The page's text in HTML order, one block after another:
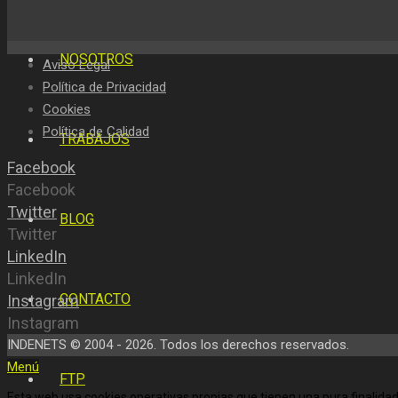
NOSOTROS
TRABAJOS
BLOG
CONTACTO
FTP
Aviso Legal
Política de Privacidad
Cookies
Política de Calidad
Facebook
Facebook
Twitter
Twitter
LinkedIn
LinkedIn
Instagram
Instagram
INDENETS © 2004 - 2026. Todos los derechos reservados.
Menú